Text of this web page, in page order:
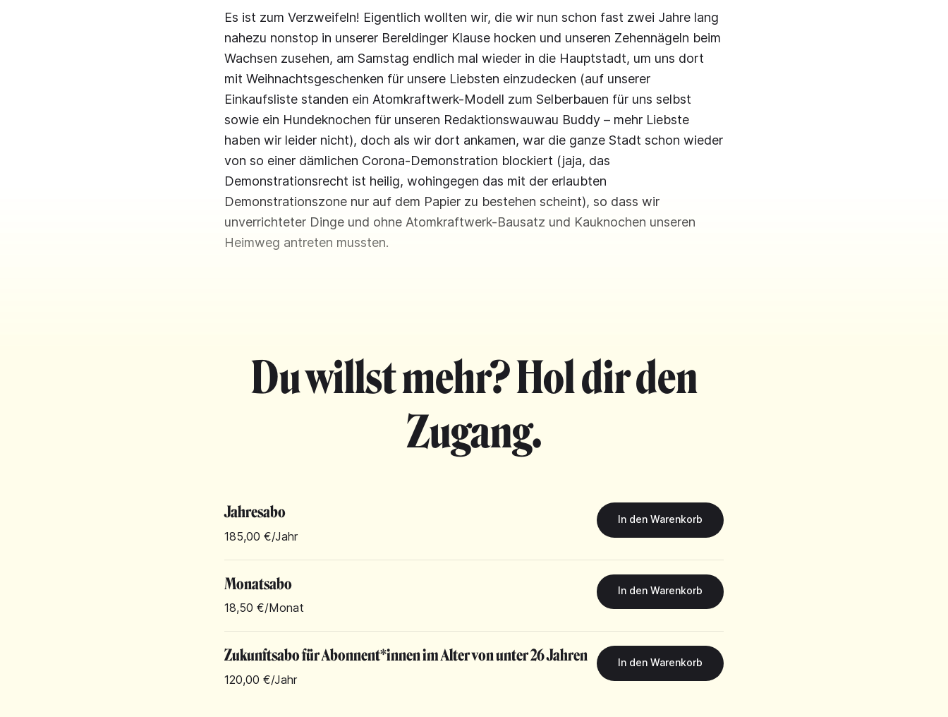
Es ist zum Verzweifeln! Eigentlich wollten wir, die wir nun schon fast zwei Jahre lang
nahezu nonstop in unserer Bereldinger Klause hocken und unseren Zehennägeln beim
Wachsen zusehen, am Samstag endlich mal wieder in die Hauptstadt, um uns dort
mit Weihnachtsgeschenken für unsere Liebsten einzudecken (auf unserer
Einkaufsliste standen ein Atomkraftwerk-Modell zum Selberbauen für uns selbst
sowie ein Hundeknochen für unseren Redaktionswauwau Buddy – mehr Liebste
haben wir leider nicht), doch als wir dort ankamen, war die ganze Stadt schon wieder
von so einer dämlichen Corona-Demonstration blockiert (jaja, das
Demonstrationsrecht ist heilig, wohingegen das mit der erlaubten
Demonstrationszone nur auf dem Papier zu bestehen scheint), so dass wir
unverrichteter Dinge und ohne Atomkraftwerk-Bausatz und Kauknochen unseren
Heimweg antreten mussten.
Du willst mehr? Hol dir den
Zugang.
Jahresabo
185,00 €/Jahr
Monatsabo
18,50 €/Monat
Zukunftsabo für Abonnent*innen im Alter von unter 26 Jahren
120,00 €/Jahr